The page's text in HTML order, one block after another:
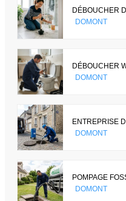
DÉBOUCHER
DOMONT
DÉBOUCHER
DOMONT
ENTREPRISE
DOMONT
POMPAGE
DOMONT